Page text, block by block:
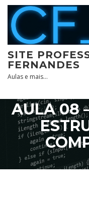
Skip
content
SITE
FERNANDES
Aulas e mais…
AULA 08